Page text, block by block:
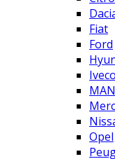
Fiat
Ford
Iveco
MAN
Opel